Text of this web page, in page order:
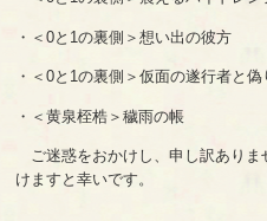
・＜0と1の裏側＞想い出の彼方
・＜0と1の裏側＞仮面の遂行者と偽
・＜黄泉桎梏＞穢雨の帳
ご迷惑をおかけし、申し訳ありま
けますと幸いです。